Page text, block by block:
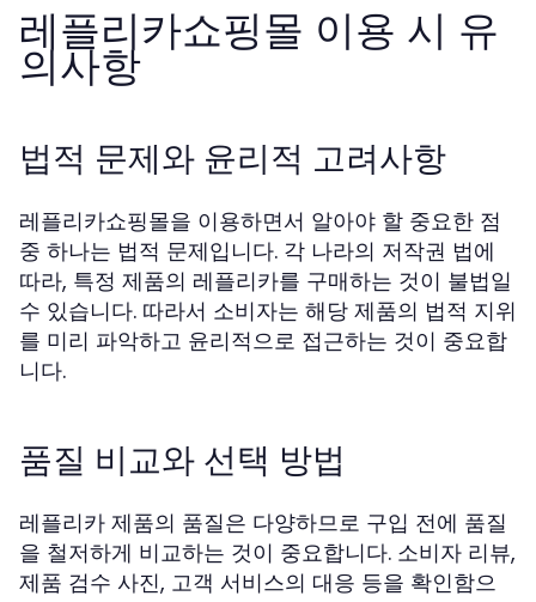
레플리카쇼핑몰 이용 시 유
의사항
법적 문제와 윤리적 고려사항
레플리카쇼핑몰을 이용하면서 알아야 할 중요한 점
중 하나는 법적 문제입니다. 각 나라의 저작권 법에
따라, 특정 제품의 레플리카를 구매하는 것이 불법일
수 있습니다. 따라서 소비자는 해당 제품의 법적 지위
를 미리 파악하고 윤리적으로 접근하는 것이 중요합
니다.
품질 비교와 선택 방법
레플리카 제품의 품질은 다양하므로 구입 전에 품질
을 철저하게 비교하는 것이 중요합니다. 소비자 리뷰,
제품 검수 사진, 고객 서비스의 대응 등을 확인함으